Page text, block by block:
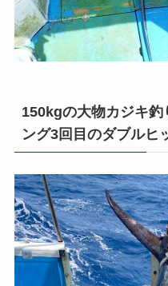
150kgの大物カジキ釣
ング3回目のダブルヒ